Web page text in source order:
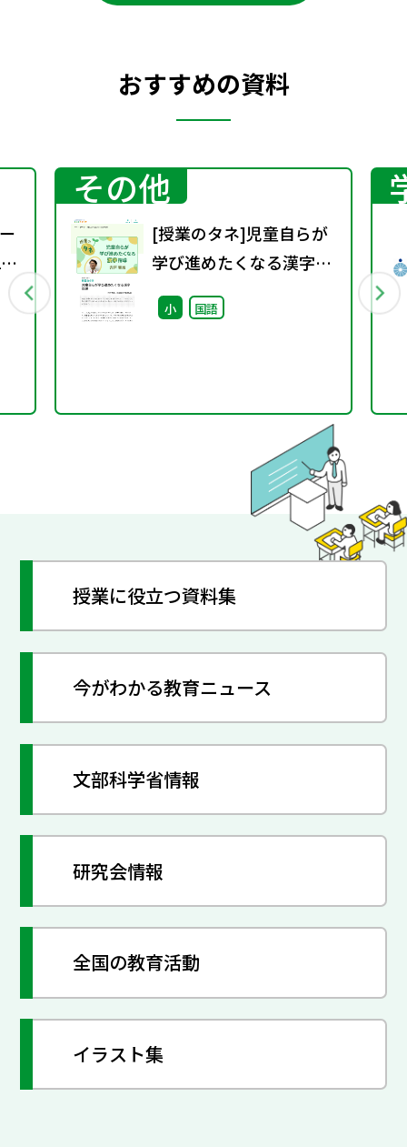
おすすめの資料
その他
[授業のタネ]児童自らが
学び進めたくなる漢字指
導
小 国語
授業に役立つ資料集
今がわかる教育ニュース
文部科学省情報
研究会情報
全国の教育活動
イラスト集